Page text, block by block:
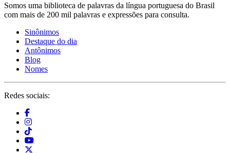
Somos uma biblioteca de palavras da língua portuguesa do Brasil
com mais de 200 mil palavras e expressões para consulta.
Sinônimos
Destaque do dia
Antônimos
Blog
Nomes
Redes sociais: